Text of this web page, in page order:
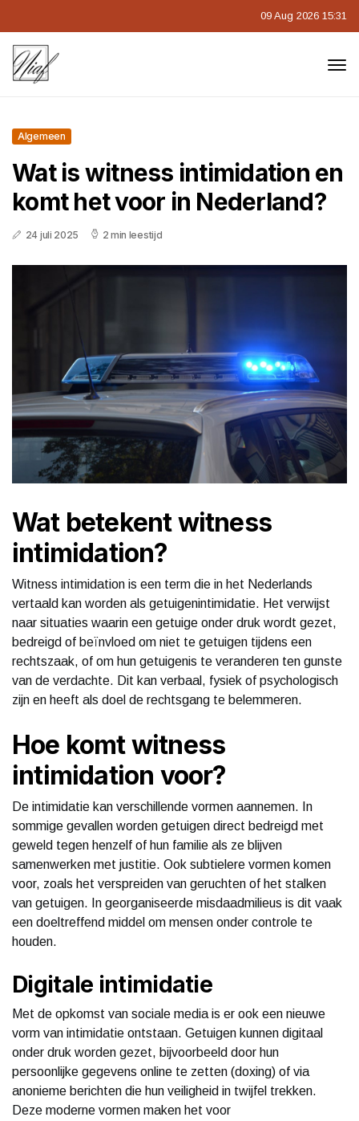
09 Aug 2026 15:31
Algemeen
Wat is witness intimidation en
komt het voor in Nederland?
24 juli 2025 2 min leestijd
Wat betekent witness
intimidation?
Witness intimidation is een term die in het Nederlands
vertaald kan worden als getuigenintimidatie. Het verwijst
naar situaties waarin een getuige onder druk wordt gezet,
bedreigd of beïnvloed om niet te getuigen tijdens een
rechtszaak, of om hun getuigenis te veranderen ten gunste
van de verdachte. Dit kan verbaal, fysiek of psychologisch
zijn en heeft als doel de rechtsgang te belemmeren.
Hoe komt witness
intimidation voor?
De intimidatie kan verschillende vormen aannemen. In
sommige gevallen worden getuigen direct bedreigd met
geweld tegen henzelf of hun familie als ze blijven
samenwerken met justitie. Ook subtielere vormen komen
voor, zoals het verspreiden van geruchten of het stalken
van getuigen. In georganiseerde misdaadmilieus is dit vaak
een doeltreffend middel om mensen onder controle te
houden.
Digitale intimidatie
Met de opkomst van sociale media is er ook een nieuwe
vorm van intimidatie ontstaan. Getuigen kunnen digitaal
onder druk worden gezet, bijvoorbeeld door hun
persoonlijke gegevens online te zetten (doxing) of via
anonieme berichten die hun veiligheid in twijfel trekken.
Deze moderne vormen maken het voor